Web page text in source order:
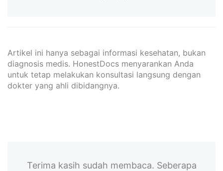
Artikel ini hanya sebagai informasi kesehatan, bukan
diagnosis medis. HonestDocs menyarankan Anda
untuk tetap melakukan konsultasi langsung dengan
dokter yang ahli dibidangnya.
Terima kasih sudah membaca. Seberapa